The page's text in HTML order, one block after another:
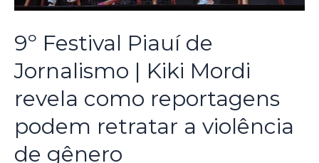
9º Festival Piauí de
Jornalismo | Kiki Mordi
revela como reportagens
podem retratar a violência
de gênero